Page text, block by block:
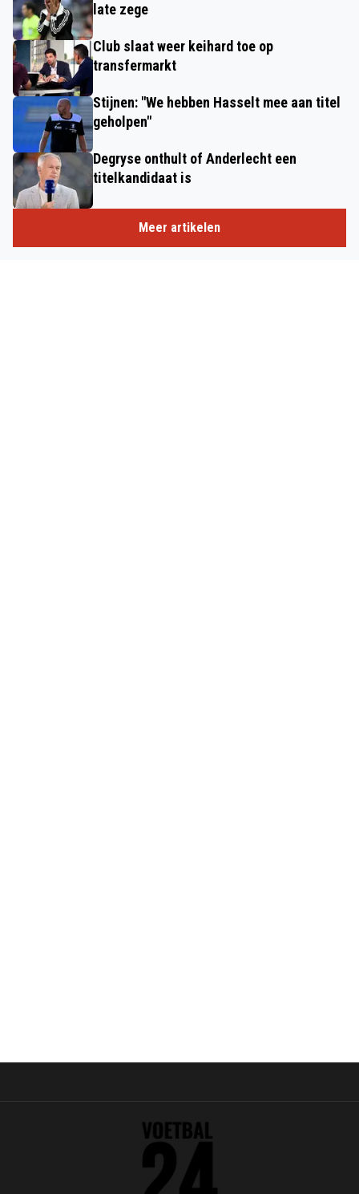
late zege
Club slaat weer keihard toe op
transfermarkt
Stijnen: "We hebben Hasselt mee aan titel
geholpen"
Degryse onthult of Anderlecht een
titelkandidaat is
Meer artikelen